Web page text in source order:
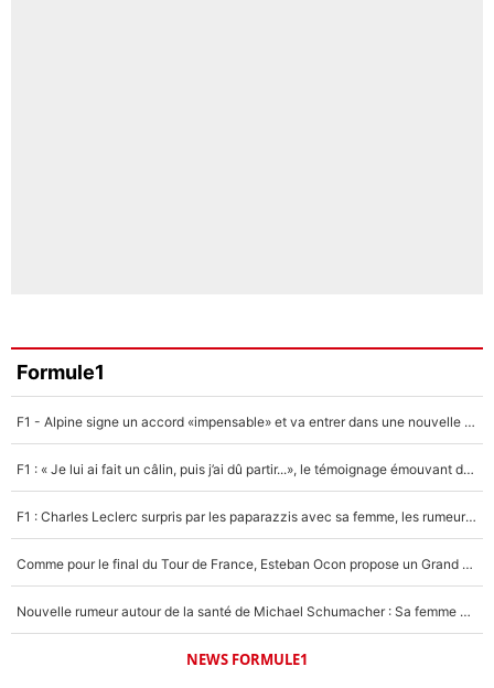
Formule1
F1 - Alpine signe un accord «impensable» et va entrer dans une nouvelle dimension : Grande nouvelle pour Pierre Gasly !
F1 : « Je lui ai fait un câlin, puis j’ai dû partir...», le témoignage émouvant de Max Verstappen sur sa fille
F1 : Charles Leclerc surpris par les paparazzis avec sa femme, les rumeurs étaient vraies !
Comme pour le final du Tour de France, Esteban Ocon propose un Grand Prix de Formule 1 à Paris : «Autour de l’Arc de Triomphe, ce serait génial» !
Nouvelle rumeur autour de la santé de Michael Schumacher : Sa femme Corinna sort du silence
NEWS FORMULE1